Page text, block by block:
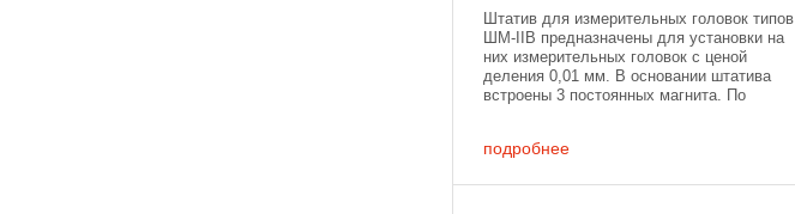
Штатив для измерительных головок типов
ШМ-IIB предназначены для установки на
них измерительных головок с ценой
деления 0,01 мм. В основании штатива
встроены 3 постоянных магнита. По
подробнее